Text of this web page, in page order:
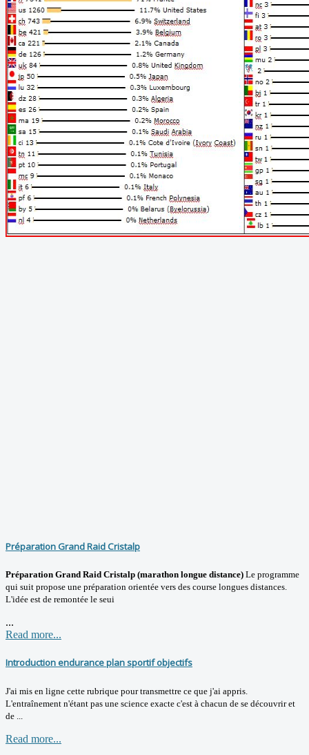
Préparation Grand Raid Cristalp
Préparation Grand Raid Cristalp (marathon longue distance) Le programme
qui suit propose une préparation orientée vers des course longues distances.
L'idée est de remontée le seui
...
Read more...
Introduction endurance plan sportif objectifs
J'ai mis en ligne cette rubrique pour transmettre ce que j'ai appris.
L'entraînement n'étant pas une science exacte c'est à chacun de se découvrir et
de ...
Read more...